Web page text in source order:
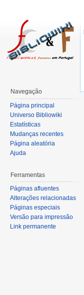
Navegação
Página principal
Universo Bibliowiki
Estatísticas
Mudanças recentes
Página aleatória
Ajuda
Ferramentas
Páginas afluentes
Alterações relacionadas
Páginas especiais
Versão para impressão
Link permanente